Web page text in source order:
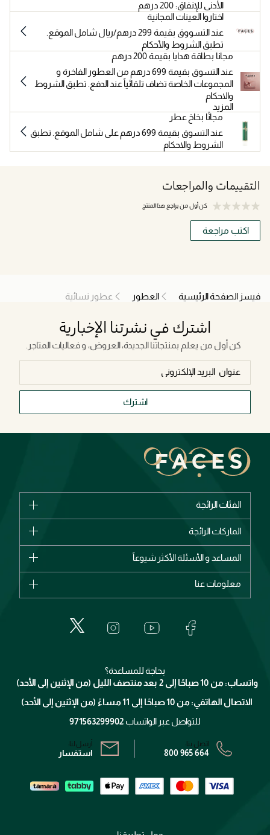
الأدنى للإنفاق: 200 درهم
اختاروا العينات المجانية
عند التسووق بقيمة 299 درهم/ريال شامل الموقع.
تطبق الشروط والأحكام
مجانا بطاقة هدايا بقيمة 200 درهم
عند التسوق بقيمة 699 درهم من العطور الفاخرة و
المجموعات الخاصة تضاف تلقائياً عند الدفع. تطبق الشروط
والاحكام
المزيد
مجانًا بخاخ عطر
عند التسوق بقيمة 699 درهم على شامل الموقع. تطبق
الشروط والاحكام
التقييمات والمراجعات
كن أول من يراجع هذا المنتج
اكتب مراجعة
فيسز الصفحة الرئيسية العطور عطور نسائية
اشترك في نشرتنا الإخبارية
كن أول من يعلم بمنتجاتنا الجديدة، العروض، و فعاليات المتاجر.
اشترك
الفئات الرائجة
الأكثر مبيعاً
اشترِ بطاقة هدية
الماركات الرائجة
بربري
إيف سان لوران
المساعد و الأسئلة الأكثر شيوعاً
الإرجاع
معلومات عنا
برنامج الولاء ميوز
الشروط و الأحكام
سياسة الخصوصية
بحاجة للمساعدة؟
واتساب: من 10 صباحًا إلى 2 بعد منتصف الليل (من الإثنين إلى الأحد)
الاتصال الهاتفي: من 10 صباحًا إلى 11 مساءً (من الإثنين إلى الأحد)
للتواصل عبر الواتساب 971563299902
اتصل بنا:
800 965 664
أرسل لنا:
استفسار